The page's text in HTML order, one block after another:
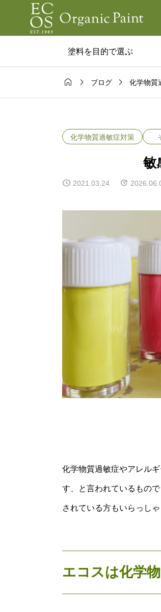
塗料を目的で選ぶ
一覧
  ブログ  化学物質
化学物質過敏症対策
敏
2021.03.24
化学物質過敏症やアレル
す、と言われているもの
されている方もいらっし
エコスは化学